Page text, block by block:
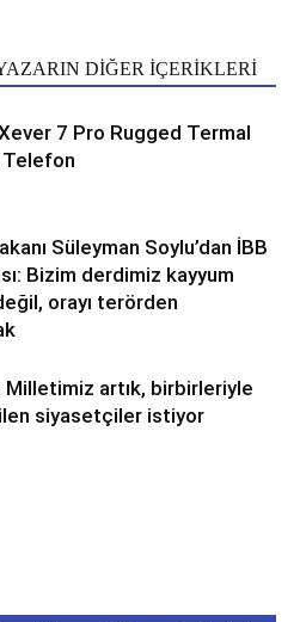
DİĞER İÇERİKLERİ
7 Pro Rugged Termal
Telefon
Süleyman Soylu’dan İBB
Bizim derdimiz kayyum
orayı terörden
Milletimiz artık, birbirleriyle
siyasetçiler istiyor